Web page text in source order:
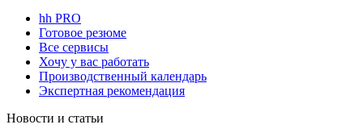
hh PRO
Готовое резюме
Все сервисы
Хочу у вас работать
Производственный календарь
Экспертная рекомендация
Новости и статьи